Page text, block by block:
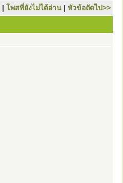
| โพสที่ยังไม่ได้อ่าน | หัวข้อถัดไป>>